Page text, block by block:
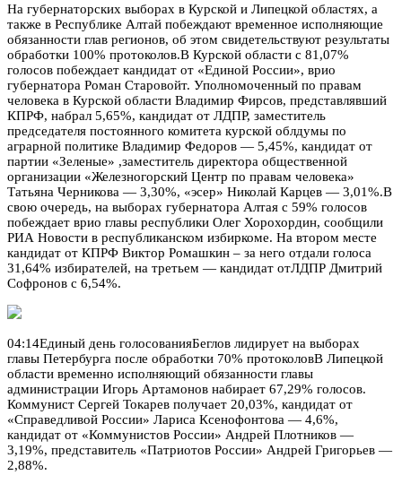
На губернаторских выборах в Курской и Липецкой областях, а
также в Республике Алтай побеждают временное исполняющие
обязанности глав регионов, об этом свидетельствуют результаты
обработки 100% протоколов.В Курской области с 81,07%
голосов побеждает кандидат от «Единой России», врио
губернатора Роман Старовойт. Уполномоченный по правам
человека в Курской области Владимир Фирсов, представлявший
КПРФ, набрал 5,65%, кандидат от ЛДПР, заместитель
председателя постоянного комитета курской облдумы по
аграрной политике Владимир Федоров — 5,45%, кандидат от
партии «Зеленые» ,заместитель директора общественной
организации «Железногорский Центр по правам человека»
Татьяна Черникова — 3,30%, «эсер» Николай Карцев — 3,01%.В
свою очередь, на выборах губернатора Алтая с 59% голосов
побеждает врио главы республики Олег Хорохордин, сообщили
РИА Новости в республиканском избиркоме. На втором месте
кандидат от КПРФ Виктор Ромашкин – за него отдали голоса
31,64% избирателей, на третьем — кандидат отЛДПР Дмитрий
Софронов с 6,54%.
04:14Единый день голосованияБеглов лидирует на выборах
главы Петербурга после обработки 70% протоколовВ Липецкой
области временно исполняющий обязанности главы
администрации Игорь Артамонов набирает 67,29% голосов.
Коммунист Сергей Токарев получает 20,03%, кандидат от
«Справедливой России» Лариса Ксенофонтова — 4,6%,
кандидат от «Коммунистов России» Андрей Плотников —
3,19%, представитель «Патриотов России» Андрей Григорьев —
2,88%.